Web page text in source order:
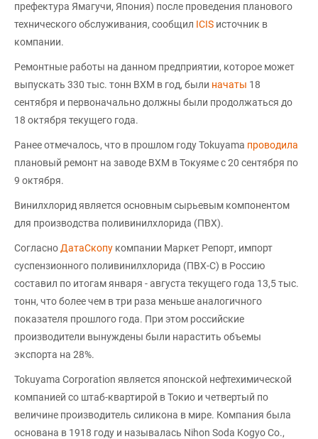
префектура Ямагучи, Япония) после проведения планового
технического обслуживания, сообщил ICIS источник в
компании.
Ремонтные работы на данном предприятии, которое может
выпускать 330 тыс. тонн ВХМ в год, были начаты 18
сентября и первоначально должны были продолжаться до
18 октября текущего года.
Ранее отмечалось, что в прошлом году Tokuyama проводила
плановый ремонт на заводе ВХМ в Токуяме с 20 сентября по
9 октября.
Винилхлорид является основным сырьевым компонентом
для производства поливинилхлорида (ПВХ).
Согласно ДатаСкопу компании Маркет Репорт, импорт
суспензионного поливинилхлорида (ПВХ-С) в Россию
составил по итогам января - августа текущего года 13,5 тыс.
тонн, что более чем в три раза меньше аналогичного
показателя прошлого года. При этом российские
производители вынуждены были нарастить объемы
экспорта на 28%.
Tokuyama Corporation является японской нефтехимической
компанией со штаб-квартирой в Токио и четвертый по
величине производитель силикона в мире. Компания была
основана в 1918 году и называлась Nihon Soda Kogyo Co.,